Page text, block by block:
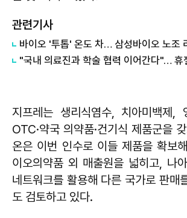
관련기사
지프레는 생리식염수, 치아미백제,
OTC·약국 의약품·건기식 제품군을
온은 이번 인수로 이들 제품을 확보
이오의약품 외 매출원을 넓히고, 나
네트워크를 활용해 다른 국가로 판매
도 검토하고 있다.